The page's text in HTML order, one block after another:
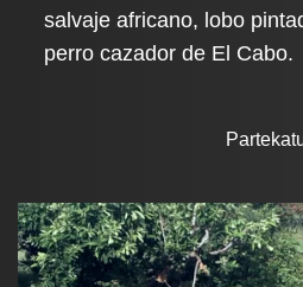
salvaje africano, lobo
perro cazador de El Cabo.